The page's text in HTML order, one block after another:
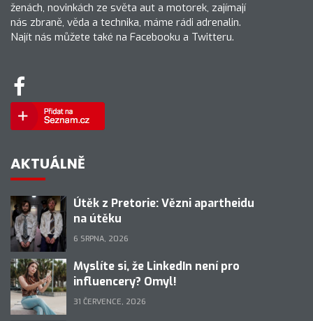
ženách, novinkách ze světa aut a motorek, zajímají
nás zbraně, věda a technika, máme rádi adrenalin.
Najít nás můžete také na Facebooku a Twitteru.
AKTUÁLNĚ
Útěk z Pretorie: Vězni apartheidu
na útěku
6 SRPNA, 2026
Myslíte si, že LinkedIn není pro
influencery? Omyl!
31 ČERVENCE, 2026